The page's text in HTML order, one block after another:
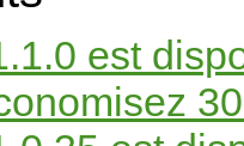
est